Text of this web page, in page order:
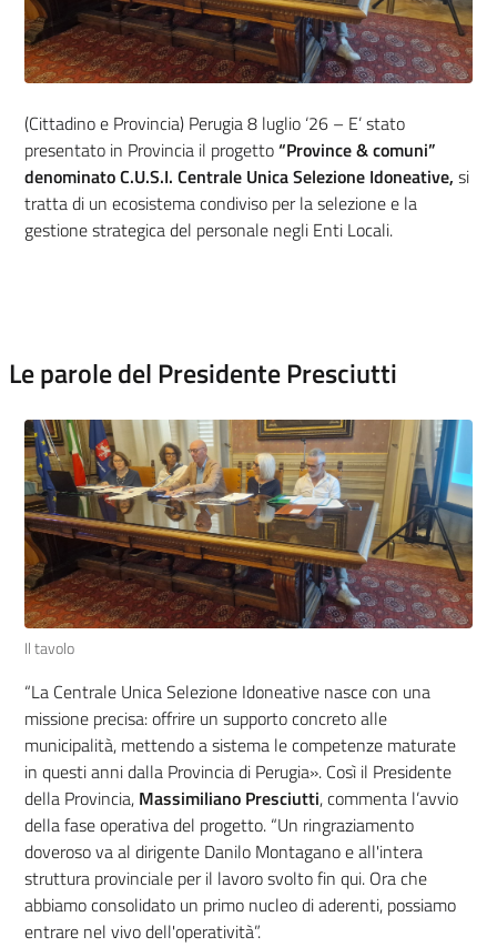
(Cittadino e Provincia) Perugia 8 luglio ‘26 – E’ stato
presentato in Provincia il progetto“Province & comuni”
denominato C.U.S.I. Centrale Unica Selezione Idoneative, si
tratta di un ecosistema condiviso per la selezione e la
gestione strategica del personale negli Enti Locali.
Le parole del Presidente Presciutti
Il tavolo
“La Centrale Unica Selezione Idoneative nasce con una
missione precisa: offrire un supporto concreto alle
municipalità, mettendo a sistema le competenze maturate
in questi anni dalla Provincia di Perugia». Così il Presidente
della Provincia, Massimiliano Presciutti, commenta l’avvio
della fase operativa del progetto. “Un ringraziamento
doveroso va al dirigente Danilo Montagano e all'intera
struttura provinciale per il lavoro svolto fin qui. Ora che
abbiamo consolidato un primo nucleo di aderenti, possiamo
entrare nel vivo dell'operatività”.